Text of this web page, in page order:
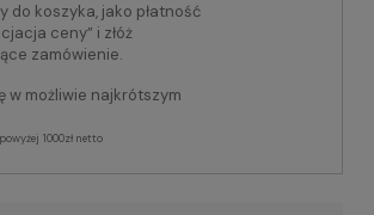
do koszyka, jako płatność
ceny” i złóż
zamówienie.
w możliwie najkrótszym
1000zł netto